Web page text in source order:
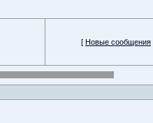
[ Новые сообщения